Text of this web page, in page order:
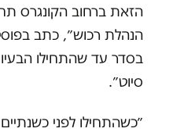
הזאת ברחוב הקונגרס
הנהלת רכוש״, כתב
בסדר עד שהתחילו
סיוט״.
״כשהתחילו לפני כשנתיים